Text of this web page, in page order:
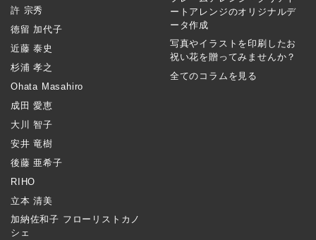
許 宗秀
徳留 加代子
近藤 泰史
杉浦 孝之
Ohata Masahiro
成田 愛恵
大川 智子
安井 竜樹
後藤 亜希子
RIHO
立本 清美
加納佐和子 フローリストカノ
シェ
ートアレンジのオリジナルデ
ータ作成
写真やイラストを印刷したお
祝い花を贈ってみませんか？
全てのコラムを見る